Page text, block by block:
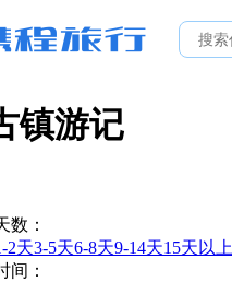
镇游记
数 ：
2天3-5天6-8天9-14天15天以上
间 ：